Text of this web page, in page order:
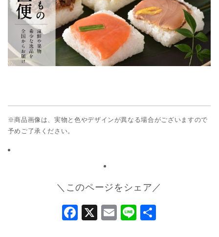
※商品画像は、実物と色やデザインが異なる場合がございますので
予めご了承ください。
＼このページをシェア／
Facebook
X Email
Line